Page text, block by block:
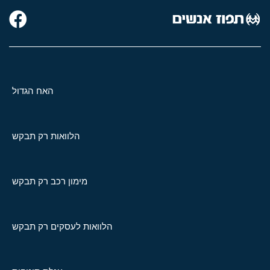
האח הגדול
הלוואות רק תבקש
מימון רכב רק תבקש
הלוואות לעסקים רק תבקש